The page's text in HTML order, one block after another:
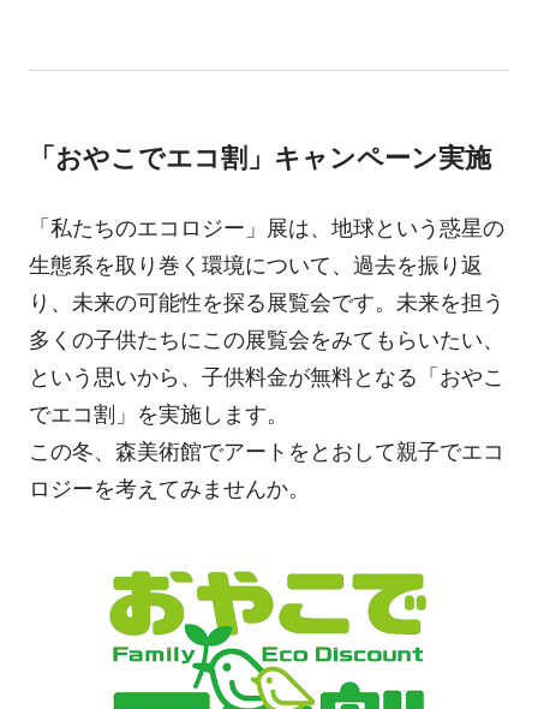
「おやこでエコ割」キャンペーン実施
「私たちのエコロジー」展は、地球という惑星の
生態系を取り巻く環境について、過去を振り返
り、未来の可能性を探る展覧会です。未来を担う
多くの子供たちにこの展覧会をみてもらいたい、
という思いから、子供料金が無料となる「おやこ
でエコ割」を実施します。
この冬、森美術館でアートをとおして親子でエコ
ロジーを考えてみませんか。